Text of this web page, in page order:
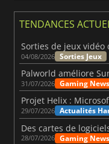
TENDANCES
04/08/2026 Sorties Jeux
Palworld améliore
31/07/2026 Gaming News
Projet Helix :
29/07/2026 Actualités
28/07/2026 Gaming News